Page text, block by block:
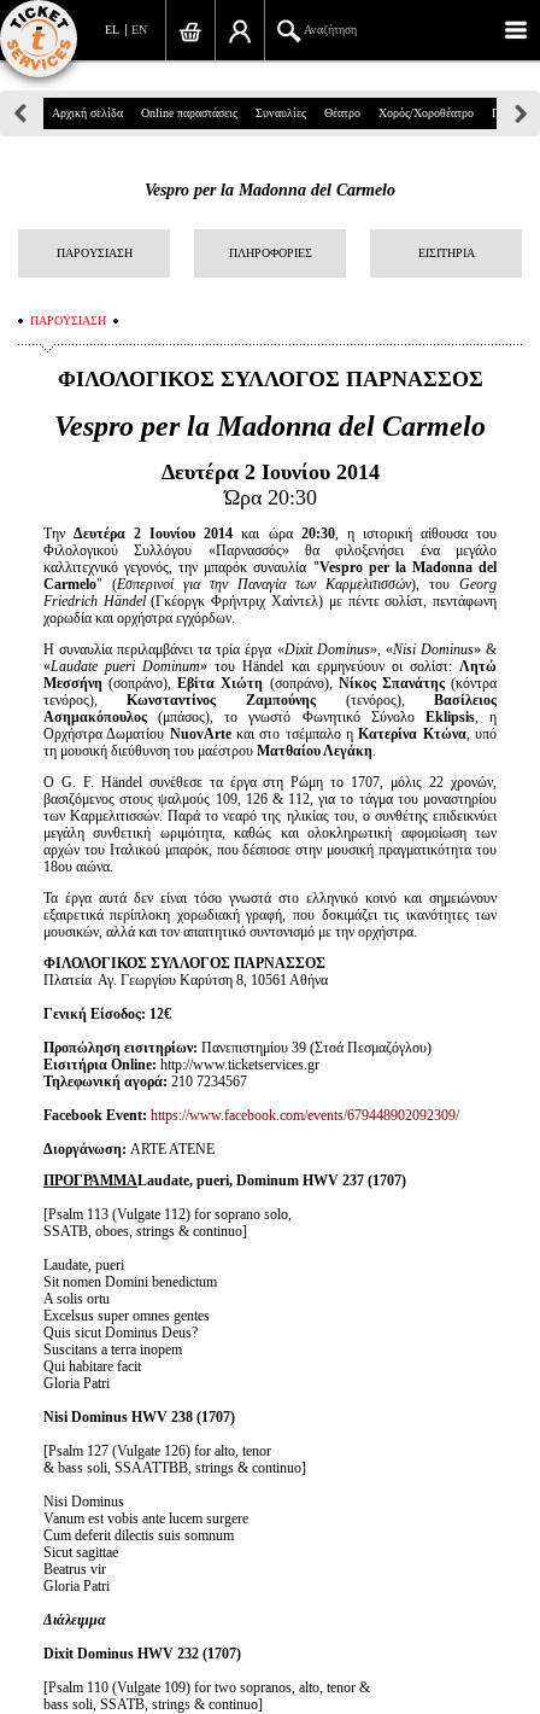
EN
EL Αναζήτηση
Πανεπιστημίου 39, Αθήνα
info@ticketservices.gr
Αναζήτηση
Παραγγελία
Πληροφορίες
Είσοδος διαχειριστή
Αρχική σελίδα Online παραστάσεις Συναυλίες Θέατρο Χορός/Χοροθέατρο Παιδικά
Vespro per la Madonna del Carmelo
ΠΑΡΟΥΣΙΑΣΗ ΠΛΗΡΟΦΟΡΙΕΣ ΕΙΣΙΤΗΡΙΑ
ΠΑΡΟΥΣΙΑΣΗ
ΦΙΛΟΛΟΓΙΚΟΣ ΣΥΛΛΟΓΟΣ ΠΑΡΝΑΣΣΟΣ
Vespro per la Madonna del Carmelo
Δευτέρα 2 Ιουνίου 2014
Ώρα 20:30
ΤηνΔευτέρα 2 Ιουνίου 2014 και ώρα 20:30, η ιστορική αίθουσα του
Φιλολογικού Συλλόγου «Παρνασσός» θα φιλοξενήσει ένα μεγάλο
καλλιτεχνικό γεγονός, την μπαρόκ συναυλία "Vespro per la Madonna del
Carmelo" (Εσπερινοί για την Παναγία των Καρμελιτισσών), τουGeorg
Friedrich Händel(Γκέοργκ Φρήντριχ Χαίντελ) με πέντε σολίστ, πεντάφωνη
χορωδία και ορχήστρα εγχόρδων.
Η συναυλία περιλαμβάνει τα τρία έργα «Dixit Dominus», «Nisi Dominus» &
«Laudate pueri Dominum» του Händel και ερμηνεύουν οι σολίστ:Λητώ
Μεσσήνη(σοπράνο),Εβίτα Χιώτη (σοπράνο), Νίκος Σπανάτης(κόντρα
τενόρος),Κωνσταντίνος Ζαμπούνης (τενόρος),Βασίλειος
Ασημακόπουλος(μπάσος), το γνωστό Φωνητικό Σύνολο Eklipsis, η
Ορχήστρα Δωματίου NuovArteκαι στο τσέμπαλο ηΚατερίνα Κτώνα, υπό
τη μουσική διεύθυνση του μαέστρου Ματθαίου Λεγάκη.
O G. F. Händel συνέθεσε τα έργα στη Ρώμη το 1707, μόλις 22 χρονών,
βασιζόμενος στους ψαλμούς 109, 126 & 112, για το τάγμα του μοναστηρίου
των Καρμελιτισσών. Παρά το νεαρό της ηλικίας του, ο συνθέτης επιδεικνύει
μεγάλη συνθετική ωριμότητα, καθώς και ολοκληρωτική αφομοίωση των
αρχών του Ιταλικού μπαρόκ, που δέσποσε στην μουσική πραγματικότητα του
18ου αιώνα.
Τα έργα αυτά δεν είναι τόσο γνωστά στο ελληνικό κοινό και σημειώνουν
εξαιρετικά περίπλοκη χορωδιακή γραφή, που δοκιμάζει τις ικανότητες των
μουσικών, αλλά και τον απαιτητικό συντονισμό με την ορχήστρα.
ΦΙΛΟΛΟΓΙΚΟΣ ΣΥΛΛΟΓΟΣ ΠΑΡΝΑΣΣΟΣ
Πλατεία Αγ. Γεωργίου Καρύτση 8, 10561 Αθήνα
Γενική Είσοδος: 12€
Προπώληση εισιτηρίων: Πανεπιστημίου 39 (Στοά Πεσμαζόγλου)
Εισιτήρια Online: http://www.ticketservices.gr
Τηλεφωνική αγορά: 210 7234567
Facebook Event: https://www.facebook.com/events/679448902092309/
Διοργάνωση: ARTE ATENE
ΠΡΟΓΡΑΜΜΑLaudate, pueri, Dominum HWV 237 (1707)
[Psalm 113 (Vulgate 112) for soprano solo,
SSATB, oboes, strings & continuo]
Laudate, pueri
Sit nomen Domini benedictum
A solis ortu
Excelsus super omnes gentes
Quis sicut Dominus Deus?
Suscitans a terra inopem
Qui habitare facit
Gloria Patri
Nisi Dominus HWV 238 (1707)
[Psalm 127 (Vulgate 126) for alto, tenor
& bass soli, SSAATTBB, strings & continuo]
Nisi Dominus
Vanum est vobis ante lucem surgere
Cum deferit dilectis suis somnum
Sicut sagittae
Beatrus vir
Gloria Patri
Διάλειμμα
Dixit Dominus HWV 232 (1707)
[Psalm 110 (Vulgate 109) for two sopranos, alto, tenor &
bass soli, SSATB, strings & continuo]